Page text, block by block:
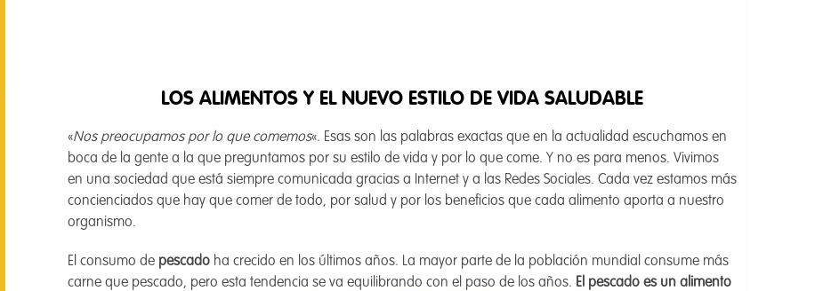
LOS ALIMENTOS Y EL NUEVO ESTILO DE VIDA SALUDABLE
«Nos preocupamos por lo que comemos«. Esas son las palabras exactas que en la actualidad escuchamos en
boca de la gente a la que preguntamos por su estilo de vida y por lo que come. Y no es para menos. Vivimos
en una sociedad que está siempre comunicada gracias a Internet y a las Redes Sociales. Cada vez estamos más
concienciados que hay que comer de todo, por salud y por los beneficios que cada alimento aporta a nuestro
organismo.
El consumo de pescado ha crecido en los últimos años. La mayor parte de la población mundial consume más
carne que pescado, pero esta tendencia se va equilibrando con el paso de los años. El pescado es un alimento